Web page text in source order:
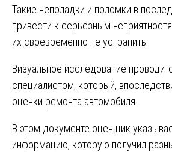
Такие неполадки и поломки в
привести к серьезным
их своевременно не устранить.
Визуальное исследование
специалистом, который,
оценки ремонта автомобиля.
В этом документе оценщик
информацию, которую получил